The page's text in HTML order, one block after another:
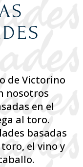
de Victorino
nosotros
en el
al toro.
basadas
el vino y